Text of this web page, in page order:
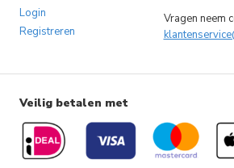
Login
Registreren
Vragen neem
Veilig betalen met